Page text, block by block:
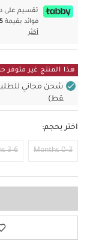
فوائد بقيمة
أكثر
هذا المنتج غير متوفر
قط)
اختر بحجم:
0-3 Months
3-6 Months